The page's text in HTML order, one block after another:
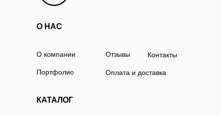
О компании
О НАС
КАТАЛОГ
Портфолио
Контакты
Отзывы
Оплата и доставка